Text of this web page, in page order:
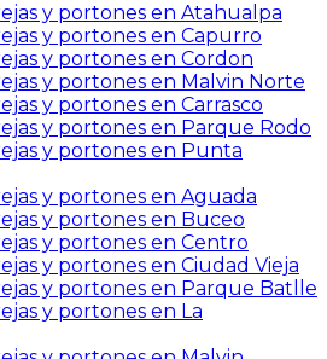
y portones en Atahualpa
y portones en Capurro
y portones en Cordon
y portones en Malvin Norte
y portones en Carrasco
y portones en Parque Rodo
y portones en Punta
y portones en Aguada
y portones en Buceo
y portones en Centro
y portones en Ciudad Vieja
y portones en Parque Batlle
y portones en La